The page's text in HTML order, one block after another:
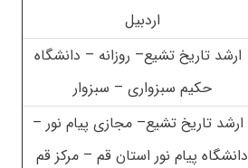
اردبیل
ارشد تاریخ تشیع– روزانه – دانشگاه
حکیم سبزواری – سبزوار
ارشد تاریخ تشیع– مجازی پیام نور –
دانشگاه پیام نور استان قم – مرکز قم